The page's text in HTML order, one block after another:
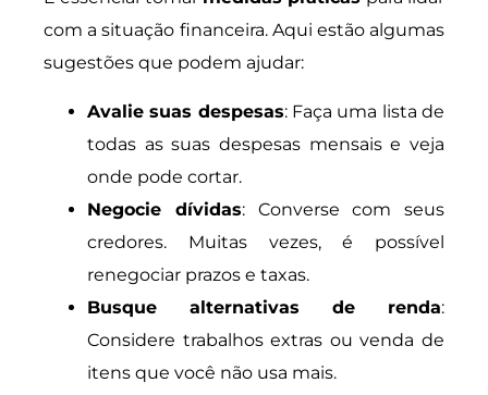
com a situação financeira. Aqui estão algumas
sugestões que podem ajudar:
Avalie suas despesas: Faça uma lista de
todas as suas despesas mensais e veja
onde pode cortar.
Negocie dívidas: Converse com seus
credores. Muitas vezes, é possível
renegociar prazos e taxas.
Busque alternativas de renda:
Considere trabalhos extras ou venda de
itens que você não usa mais.